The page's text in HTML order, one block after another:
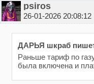
psiros
26-01-2026 20:08:12
ДАРЬЯ шкраб
Раньше тариф по
была включена и